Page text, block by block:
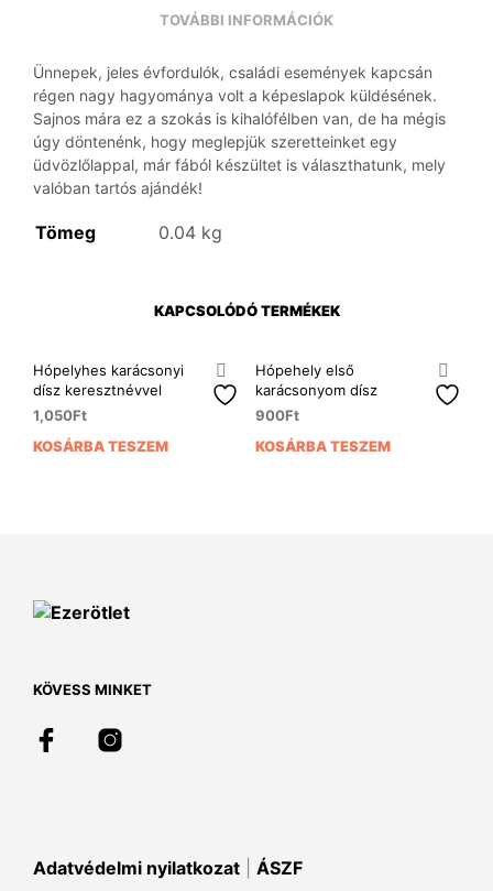
TOVÁBBI INFORMÁCIÓK
Ünnepek, jeles évfordulók, családi események kapcsán
régen nagy hagyománya volt a képeslapok küldésének.
Sajnos mára ez a szokás is kihalófélben van, de ha mégis
úgy döntenénk, hogy meglepjük szeretteinket egy
üdvözlőlappal, már fából készültet is választhatunk, mely
valóban tartós ajándék!
Tömeg 0.04 kg
KAPCSOLÓDÓ TERMÉKEK
Hópelyhes karácsonyi
dísz keresztnévvel
1,050Ft
KOSÁRBA TESZEM
Hópehely első
karácsonyom dísz
900Ft
KOSÁRBA TESZEM
KÖVESS MINKET
Adatvédelmi nyilatkozat ÁSZF